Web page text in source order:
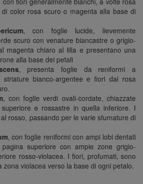
color rosa scuro o magenta alla base di
, con foglie lucide, lievemente
scuro con venature biancastre o grigio-
magenta chiaro al lilla e presentano una
alla base dei petali
, presenta foglie da reniformi a
striature bianco-argentee e fiori dal rosa
, con foglie verdi ovali-cordate, chiazzate
e rossastre in quella inferiore. I
rosso, passando per le varie sfumature di
, con foglie reniformi con ampi lobi dentati
superiore con ampie zone grigio-
rosso-violacea. I fiori, profumati, sono
zona violacea verso la base di ogni petalo.